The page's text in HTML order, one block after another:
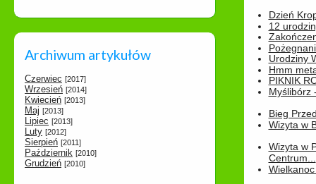
Archiwum artykułów
Czerwiec [2017]
Wrzesień [2014]
Kwiecień [2013]
Maj [2013]
Lipiec [2013]
Luty [2012]
Sierpień [2011]
Październik [2010]
Grudzień [2010]
Dzień
12
Urodziny
Hmm
PIKNIK
Myślibórz
Bieg
Wizyta w
Wizyta w
Centrum...